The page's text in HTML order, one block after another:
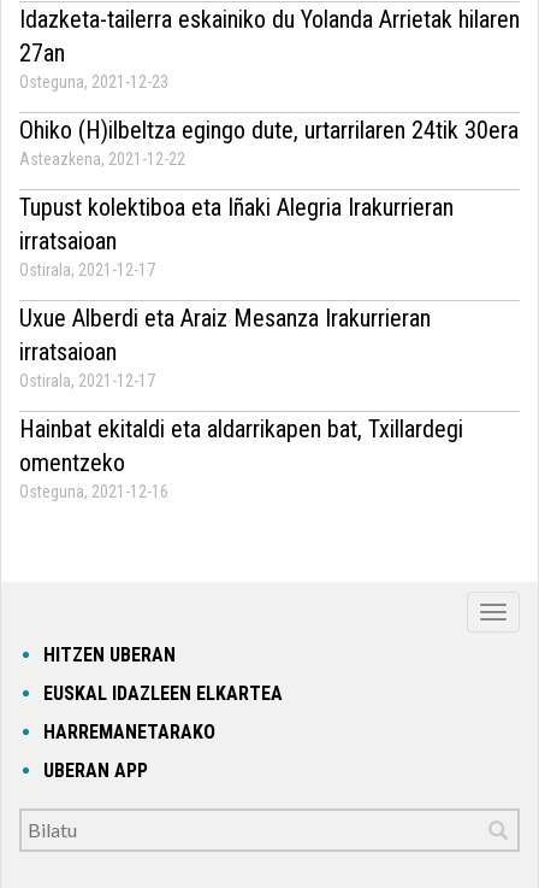
Idazketa-tailerra eskainiko du Yolanda Arrietak hilaren
27an
Osteguna, 2021-12-23
Ohiko (H)ilbeltza egingo dute, urtarrilaren 24tik 30era
Asteazkena, 2021-12-22
Tupust kolektiboa eta Iñaki Alegria Irakurrieran
irratsaioan
Ostirala, 2021-12-17
Uxue Alberdi eta Araiz Mesanza Irakurrieran
irratsaioan
Ostirala, 2021-12-17
Hainbat ekitaldi eta aldarrikapen bat, Txillardegi
omentzeko
Osteguna, 2021-12-16
HITZEN UBERAN
EUSKAL IDAZLEEN ELKARTEA
HARREMANETARAKO
UBERAN APP